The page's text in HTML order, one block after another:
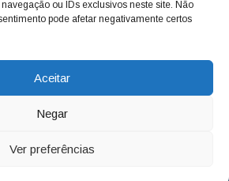
ou IDs exclusivos neste site. Não
pode afetar negativamente certos
Aceitar
Negar
Ver preferências
públicos em busca de melhorias
cobrando resoluções para casos
(19) 3929-6225